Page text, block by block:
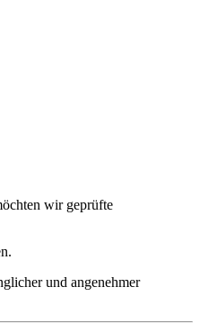
wir geprüfte
und angenehmer